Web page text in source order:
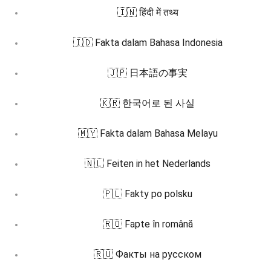
🇮🇳 हिंदी में तथ्य
🇮🇩 Fakta dalam Bahasa Indonesia
🇯🇵 日本語の事実
🇰🇷 한국어로 된 사실
🇲🇾 Fakta dalam Bahasa Melayu
🇳🇱 Feiten in het Nederlands
🇵🇱 Fakty po polsku
🇷🇴 Fapte în română
🇷🇺 Факты на русском